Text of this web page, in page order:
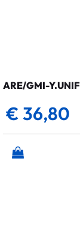
ARE/GMI-
€ 36,80
Quantità